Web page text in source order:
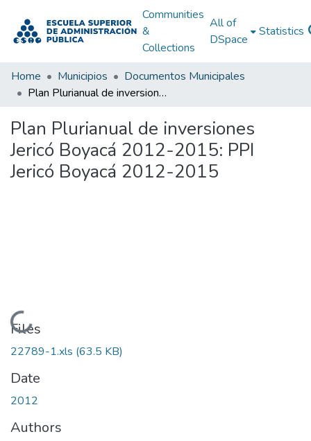
Communities
&
Collections
All of
DSpace
Statistics
Home Municipios
Documentos Municipales
Plan Plurianual de inversiones Jericó Boyacá 2012-2015: PPI Jericó Boyacá 2012-2015
Plan Plurianual de inversiones
Jericó Boyacá 2012-2015: PPI
Jericó Boyacá 2012-2015
Loading...
Files
22789-1.xls (63.5 KB)
Date
2012
Authors